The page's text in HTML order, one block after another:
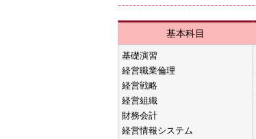
基本科目
基礎演習
経営職業倫理
経営戦略
経営組織
財務会計
経営情報システム